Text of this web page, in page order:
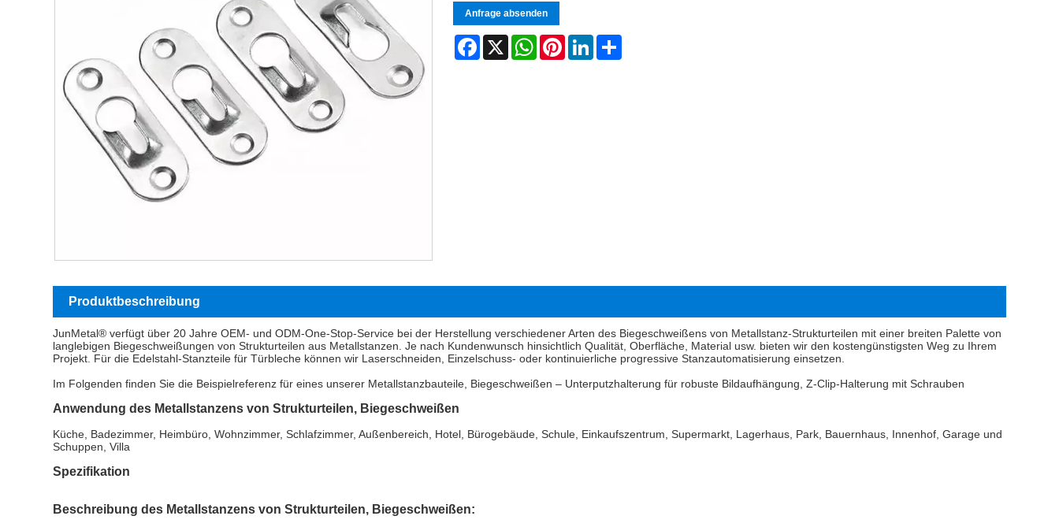
Anfrage absenden
Facebook
X WhatsAppPinterestLinkedIn
Produktbeschreibung
JunMetal® verfügt über 20 Jahre OEM- und ODM-One-Stop-Service bei der Herstellung verschiedener Arten des Biegeschweißens von Metallstanz-Strukturteilen mit einer breiten Palette von
langlebigen Biegeschweißungen von Strukturteilen aus Metallstanzen. Je nach Kundenwunsch hinsichtlich Qualität, Oberfläche, Material usw. bieten wir den kostengünstigsten Weg zu Ihrem
Projekt. Für die Edelstahl-Stanzteile für Türbleche können wir Laserschneiden, Einzelschuss- oder kontinuierliche progressive Stanzautomatisierung einsetzen.
Im Folgenden finden Sie die Beispielreferenz für eines unserer Metallstanzbauteile, Biegeschweißen – Unterputzhalterung für robuste Bildaufhängung, Z-Clip-Halterung mit Schrauben
Anwendung des Metallstanzens von Strukturteilen, Biegeschweißen
Küche, Badezimmer, Heimbüro, Wohnzimmer, Schlafzimmer, Außenbereich, Hotel, Bürogebäude, Schule, Einkaufszentrum, Supermarkt, Lagerhaus, Park, Bauernhaus, Innenhof, Garage und
Schuppen, Villa
Spezifikation
Beschreibung des Metallstanzens von Strukturteilen, Biegeschweißen: